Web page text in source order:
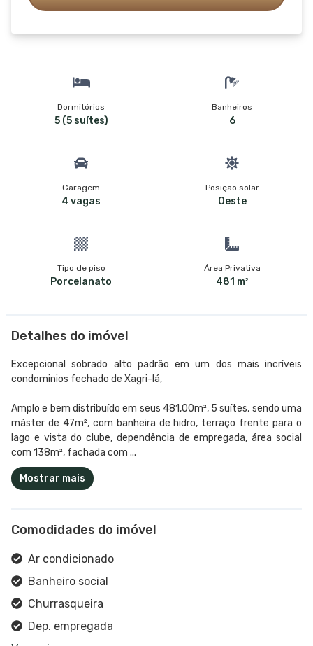
Dormitórios
5 (5 suítes)
Banheiros
6
Garagem
4 vagas
Posição solar
Oeste
Tipo de piso
Porcelanato
Área Privativa
481 m²
Detalhes do imóvel
Excepcional sobrado alto padrão em um dos mais incríveis
condominios fechado de Xagri-lá,
Amplo e bem distribuído em seus 481,00m², 5 suítes, sendo uma
máster de 47m², com banheira de hidro, terraço frente para o
lago e vista do clube, dependência de empregada, área social
com 138m², fachada com ...
Mostrar mais
Comodidades do imóvel
Ar condicionado
Banheiro social
Churrasqueira
Dep. empregada